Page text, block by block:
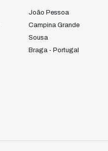
João Pessoa
Campina Grande
Sousa
Braga - Portugal